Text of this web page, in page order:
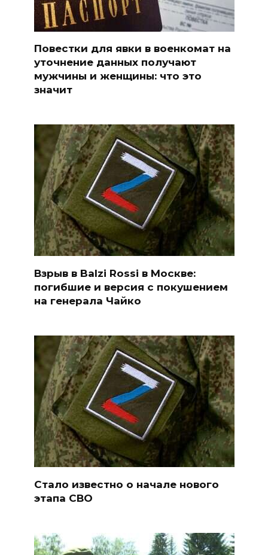
Повестки для явки в военкомат на
уточнение данных получают
мужчины и женщины: что это
значит
Взрыв в Balzi Rossi в Москве:
погибшие и версия с покушением
на генерала Чайко
Стало известно о начале нового
этапа СВО